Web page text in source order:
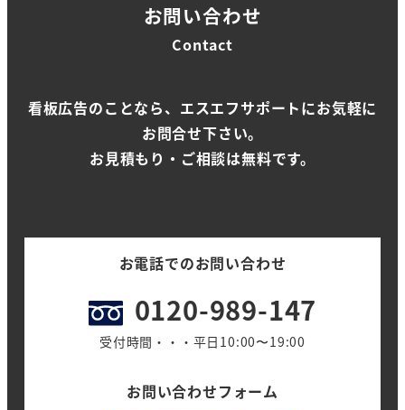
お問い合わせ
Contact
看板広告のことなら、エスエフサポートにお気軽に
お問合せ下さい。
お見積もり・ご相談は無料です。
お電話でのお問い合わせ
0120-989-147
受付時間・・・平日10:00〜19:00
お問い合わせフォーム